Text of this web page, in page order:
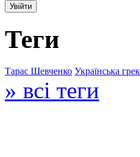
Теги
Тарас Шевченко Українська
» всі теги